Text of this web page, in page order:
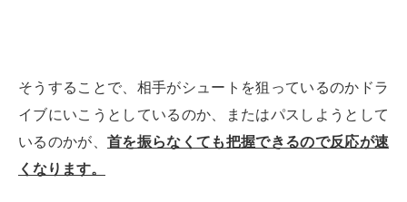
そうすることで、相手がシュートを狙っているのかドラ
イブにいこうとしているのか、またはパスしようとして
いるのかが、 首を振らなくても把握できるので反応が速
くなります。